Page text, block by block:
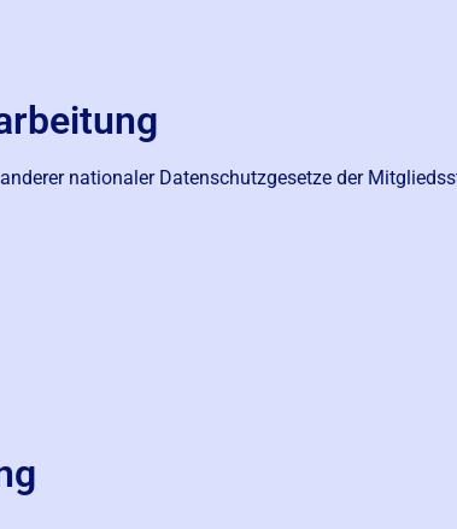
nationaler Datenschutzgesetze der